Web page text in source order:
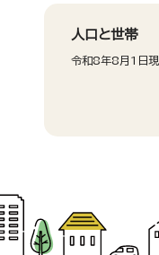
人口と世帯
令和8年8月1日